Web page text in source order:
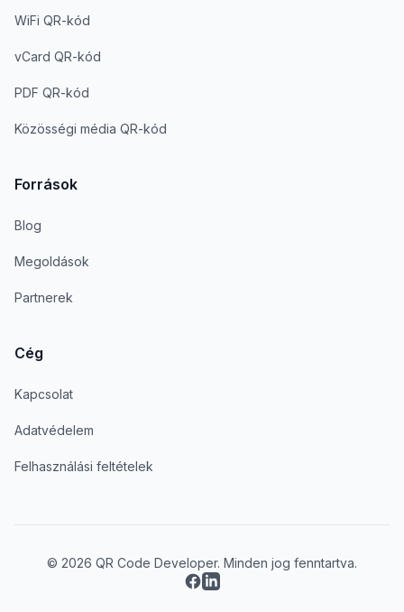
WiFi QR-kód
vCard QR-kód
PDF QR-kód
Közösségi média QR-kód
Források
Blog
Megoldások
Partnerek
Cég
Kapcsolat
Adatvédelem
Felhasználási feltételek
© 2026 QR Code Developer. Minden jog fenntartva.